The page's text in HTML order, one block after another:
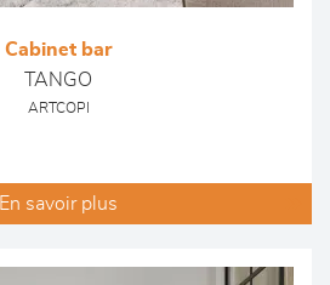
Cabinet bar
TANGO
ARTCOPI
En savoir plus